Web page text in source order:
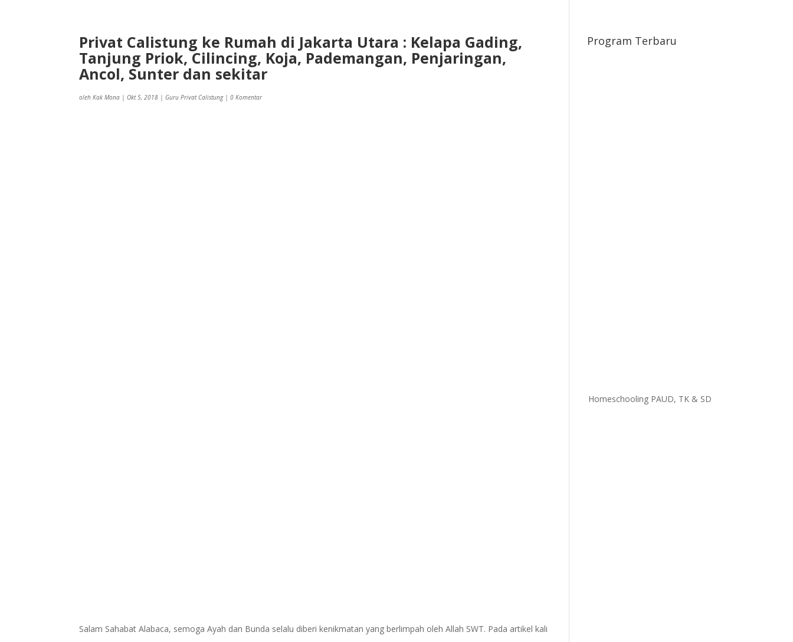
Privat Calistung ke Rumah di Jakarta Utara : Kelapa Gading,
Tanjung Priok, Cilincing, Koja, Pademangan, Penjaringan,
Ancol, Sunter dan sekitar
olehKak Mona |Okt 5, 2018 |Guru Privat Calistung|0 Komentar
Salam Sahabat Alabaca, semoga Ayah dan Bunda selalu diberi kenikmatan yang berlimpah oleh Allah SWT. Pada artikel kali
Program Terbaru
Homeschooling PAUD, TK & SD